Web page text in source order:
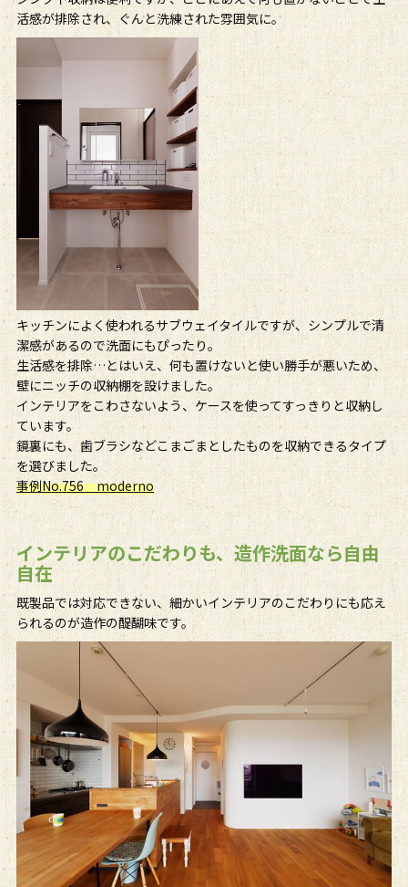
活感が排除され、ぐんと洗練された雰囲気に。
キッチンによく使われるサブウェイタイルですが、シンプルで清
潔感があるので洗面にもぴったり。
生活感を排除…とはいえ、何も置けないと使い勝手が悪いため、
壁にニッチの収納棚を設けました。
インテリアをこわさないよう、ケースを使ってすっきりと収納し
ています。
鏡裏にも、歯ブラシなどこまごまとしたものを収納できるタイプ
を選びました。
事例No.756 moderno
インテリアのこだわりも、造作洗面なら自由
自在
既製品では対応できない、細かいインテリアのこだわりにも応え
られるのが造作の醍醐味です。